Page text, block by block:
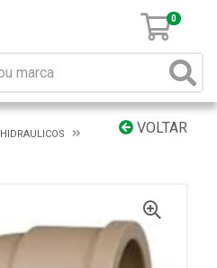
0
VOLTAR
HIDRAULICOS